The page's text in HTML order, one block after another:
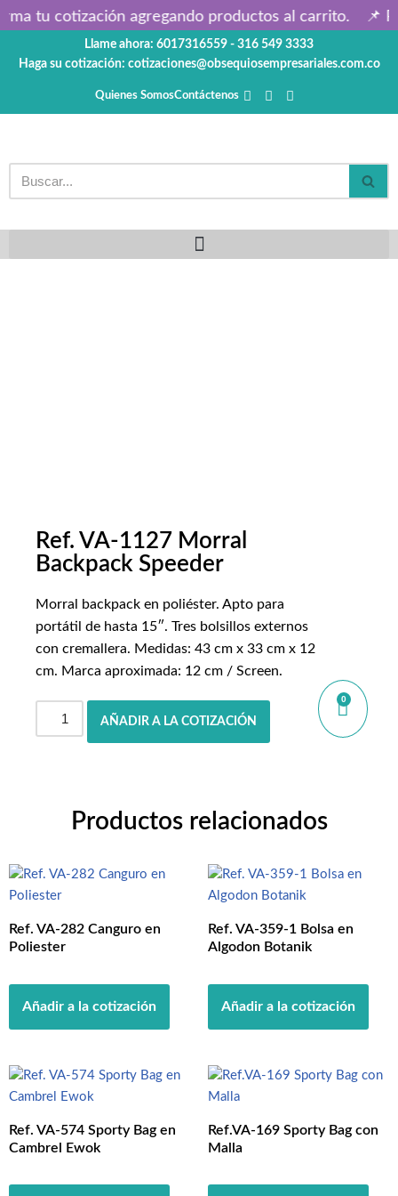
al
tu cotización agregando productos al carrito. 📌
Llame ahora: 6017316559 - 316 549 3333
Haga su cotización: cotizaciones@obsequiosempresariales.com.co
Quienes SomosContáctenos
0
Ref. VA-1127 Morral
Backpack Speeder
Morral backpack en poliéster. Apto para
portátil de hasta 15″. Tres bolsillos externos
con cremallera. Medidas: 43 cm x 33 cm x 12
cm. Marca aproximada: 12 cm / Screen.
AÑADIR A LA COTIZACIÓN
Productos relacionados
Ref. VA-282 Canguro en
Poliester
Añadir a la cotización
Ref. VA-359-1 Bolsa en
Algodon Botanik
Añadir a la cotización
Ref. VA-574 Sporty Bag en
Cambrel Ewok
Ref.VA-169 Sporty Bag con
Malla